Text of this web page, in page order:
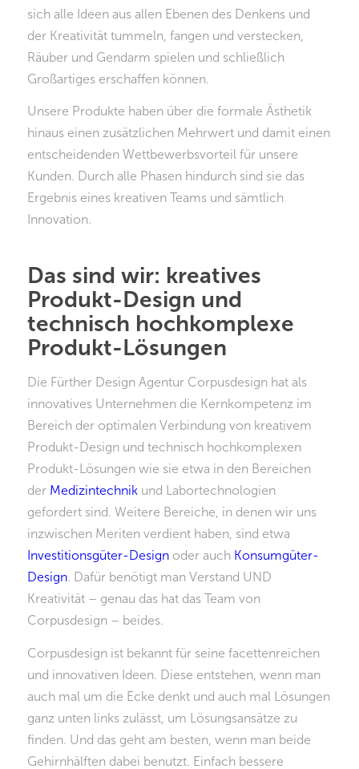
sich alle Ideen aus allen Ebenen des Denkens und
der Kreativität tummeln, fangen und verstecken,
Räuber und Gendarm spielen und schließlich
Großartiges erschaffen können.
Unsere Produkte haben über die formale Ästhetik
hinaus einen zusätzlichen Mehrwert und damit einen
entscheidenden Wettbewerbsvorteil für unsere
Kunden. Durch alle Phasen hindurch sind sie das
Ergebnis eines kreativen Teams und sämtlich
Innovation.
Das sind wir: kreatives
Produkt-Design und
technisch hochkomplexe
Produkt-Lösungen
Die Fürther Design Agentur Corpusdesign hat als
innovatives Unternehmen die Kernkompetenz im
Bereich der optimalen Verbindung von kreativem
Produkt-Design und technisch hochkomplexen
Produkt-Lösungen wie sie etwa in den Bereichen
der Medizintechnikund Labortechnologien
gefordert sind. Weitere Bereiche, in denen wir uns
inzwischen Meriten verdient haben, sind etwa
Investitionsgüter-Designoder auch Konsumgüter-
Design. Dafür benötigt man Verstand UND
Kreativität – genau das hat das Team von
Corpusdesign – beides.
Corpusdesign ist bekannt für seine facettenreichen
und innovativen Ideen. Diese entstehen, wenn man
auch mal um die Ecke denkt und auch mal Lösungen
ganz unten links zulässt, um Lösungsansätze zu
finden. Und das geht am besten, wenn man beide
Gehirnhälften dabei benutzt. Einfach bessere